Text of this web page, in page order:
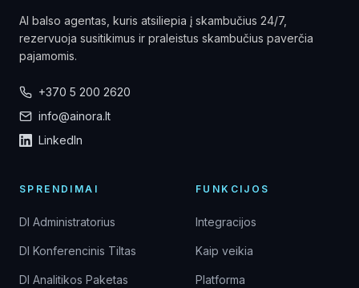
AI balso agentas, kuris atsiliepia į skambučius 24/7,
rezervuoja susitikimus ir praleistus skambučius paverčia
pajamomis.
+370 5 200 2620
info@ainora.lt
LinkedIn
SPRENDIMAI
DI Administratorius
DI Konferencinis Tiltas
DI Analitikos Paketas
FUNKCIJOS
Integracijos
Kaip veikia
Platforma